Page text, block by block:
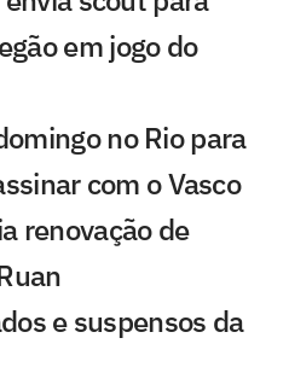
em jogo do
no Rio para
com o Vasco
renovação de
e suspensos da